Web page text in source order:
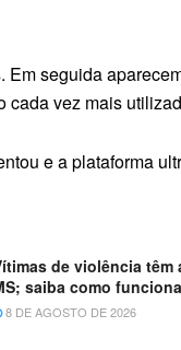
seguida
vez mais
e a plataforma
de violência têm
saiba como funciona
8 DE AGOSTO DE 2026